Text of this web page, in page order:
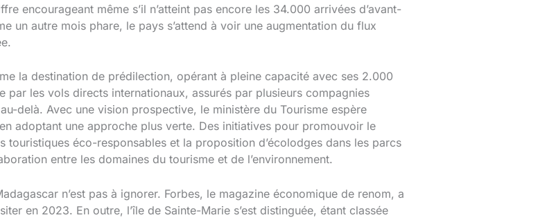
encourageant même s’il n’atteint pas encore les 34.000 arrivées d’avant-
un autre mois phare, le pays s’attend à voir une augmentation du flux
la destination de prédilection, opérant à pleine capacité avec ses 2.000
par les vols directs internationaux, assurés par plusieurs compagnies
delà. Avec une vision prospective, le ministère du Tourisme espère
adoptant une approche plus verte. Des initiatives pour promouvoir le
touristiques éco-responsables et la proposition d’écolodges dans les parcs
entre les domaines du tourisme et de l’environnement.
n’est pas à ignorer. Forbes, le magazine économique de renom, a
en 2023. En outre, l’île de Sainte-Marie s’est distinguée, étant classée